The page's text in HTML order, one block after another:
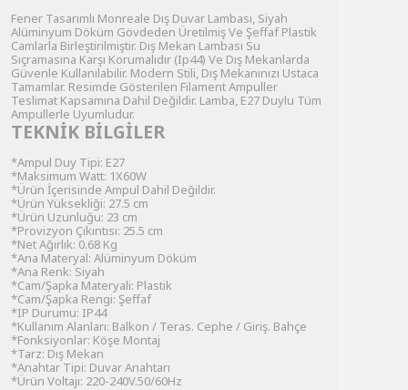
Fener Tasarımlı Monreale Dış Duvar Lambası, Siyah
Alüminyum Döküm Gövdeden Üretilmiş Ve Şeffaf Plastik
Camlarla Birleştirilmiştir. Dış Mekan Lambası Su
Sıçramasına Karşı Korumalıdır (Ip44) Ve Dış Mekanlarda
Güvenle Kullanılabilir. Modern Stili, Dış Mekanınızı Ustaca
Tamamlar. Resimde Gösterilen Filament Ampuller
Teslimat Kapsamına Dahil Değildir. Lamba, E27 Duylu Tüm
Ampullerle Uyumludur.
TEKNİK BİLGİLER
*Ampul Duy Tipi: E27
*Maksimum Watt: 1X60W
*Ürün İçerisinde Ampul Dahil Değildir.
*Ürün Yüksekliği: 27.5 cm
*Ürün Uzunluğu: 23 cm
*Provizyon Çıkıntısı: 25.5 cm
*Net Ağırlık: 0.68 Kg
*Ana Materyal: Alüminyum Döküm
*Ana Renk: Siyah
*Cam/Şapka Materyali: Plastik
*Cam/Şapka Rengi: Şeffaf
*IP Durumu: IP44
*Kullanım Alanları: Balkon / Teras. Cephe / Giriş. Bahçe
*Fonksiyonlar: Köşe Montaj
*Tarz: Dış Mekan
*Anahtar Tipi: Duvar Anahtarı
*Ürün Voltajı: 220-240V.50/60Hz